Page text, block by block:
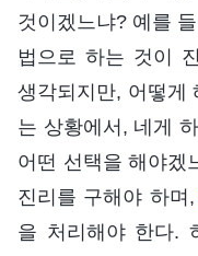
것이겠느냐? 예를
법으로 하는 것이
생각되지만, 어떻게
는 상황에서, 네게
어떤 선택을 해야겠
진리를 구해야 하며,
을 처리해야 한다.